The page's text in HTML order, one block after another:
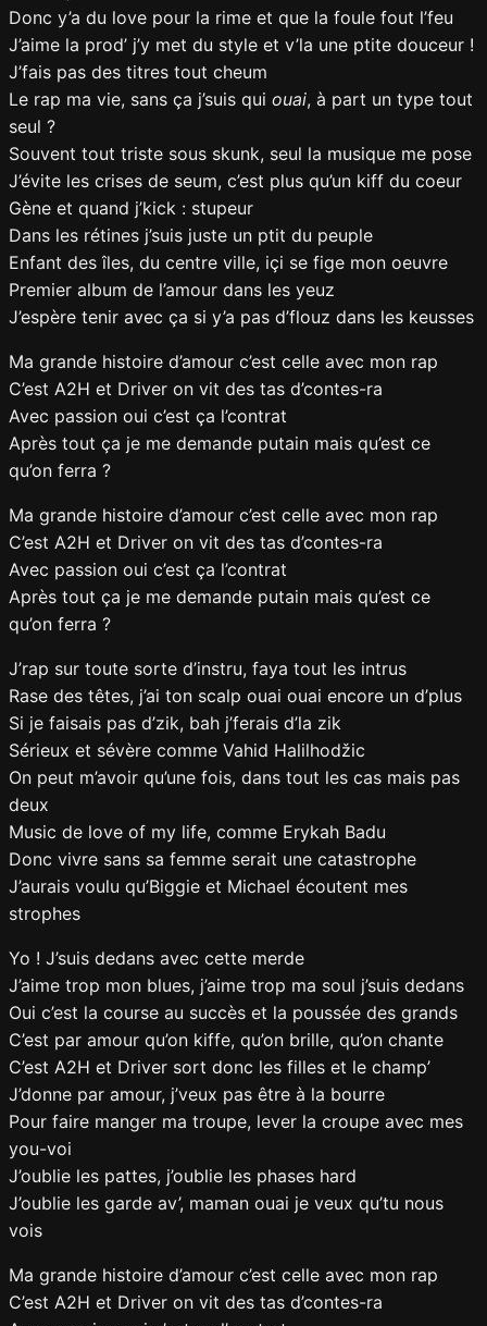
Donc y’a du love pour la rime et que la foule fout l’feu
J’aime la prod’ j’y met du style et v’la une ptite douceur !
J’fais pas des titres tout cheum
Le rap ma vie, sans ça j’suis qui ouai, à part un type tout
seul ?
Souvent tout triste sous skunk, seul la musique me pose
J’évite les crises de seum, c’est plus qu’un kiff du coeur
Gène et quand j’kick : stupeur
Dans les rétines j’suis juste un ptit du peuple
Enfant des îles, du centre ville, içi se fige mon oeuvre
Premier album de l’amour dans les yeuz
J’espère tenir avec ça si y’a pas d’flouz dans les keusses
Ma grande histoire d’amour c’est celle avec mon rap
C’est A2H et Driver on vit des tas d’contes-ra
Avec passion oui c’est ça l’contrat
Après tout ça je me demande putain mais qu’est ce
qu’on ferra ?
Ma grande histoire d’amour c’est celle avec mon rap
C’est A2H et Driver on vit des tas d’contes-ra
Avec passion oui c’est ça l’contrat
Après tout ça je me demande putain mais qu’est ce
qu’on ferra ?
J’rap sur toute sorte d’instru, faya tout les intrus
Rase des têtes, j’ai ton scalp ouai ouai encore un d’plus
Si je faisais pas d’zik, bah j’ferais d’la zik
Sérieux et sévère comme Vahid Halilhodžic
On peut m’avoir qu’une fois, dans tout les cas mais pas
deux
Music de love of my life, comme Erykah Badu
Donc vivre sans sa femme serait une catastrophe
J’aurais voulu qu’Biggie et Michael écoutent mes
strophes
Yo ! J’suis dedans avec cette merde
J’aime trop mon blues, j’aime trop ma soul j’suis dedans
Oui c’est la course au succès et la poussée des grands
C’est par amour qu’on kiffe, qu’on brille, qu’on chante
C’est A2H et Driver sort donc les filles et le champ’
J’donne par amour, j’veux pas être à la bourre
Pour faire manger ma troupe, lever la croupe avec mes
you-voi
J’oublie les pattes, j’oublie les phases hard
J’oublie les garde av’, maman ouai je veux qu’tu nous
vois
Ma grande histoire d’amour c’est celle avec mon rap
C’est A2H et Driver on vit des tas d’contes-ra